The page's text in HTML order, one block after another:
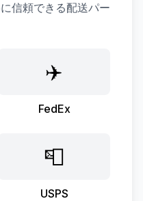
信頼できる配送パー
✈️
FedEx
📮
USPS